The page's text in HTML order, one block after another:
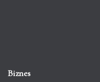
Biznes